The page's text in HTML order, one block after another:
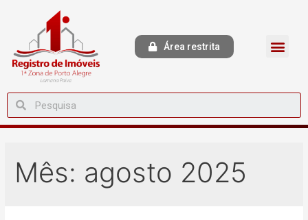
Área restrita
Mês: agosto 2025